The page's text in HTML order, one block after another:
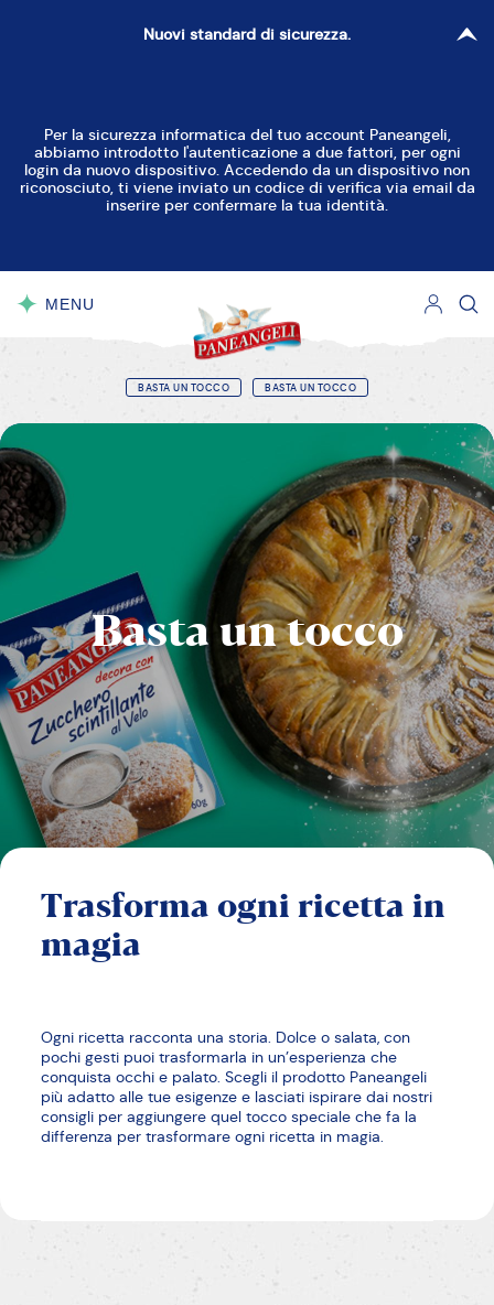
Nuovi standard di sicurezza.
Per la sicurezza informatica del tuo account Paneangeli,
abbiamo introdotto l'autenticazione a due fattori, per ogni
login da nuovo dispositivo. Accedendo da un dispositivo non
riconosciuto, ti viene inviato un codice di verifica via email da
inserire per confermare la tua identità.
MENU
BASTA UN TOCCO BASTA UN TOCCO
Basta un tocco
Trasforma ogni ricetta in
magia
Ogni ricetta racconta una storia. Dolce o salata, con
pochi gesti puoi trasformarla in un’esperienza che
conquista occhi e palato. Scegli il prodotto Paneangeli
più adatto alle tue esigenze e lasciati ispirare dai nostri
consigli per aggiungere quel tocco speciale che fa la
differenza per trasformare ogni ricetta in magia.